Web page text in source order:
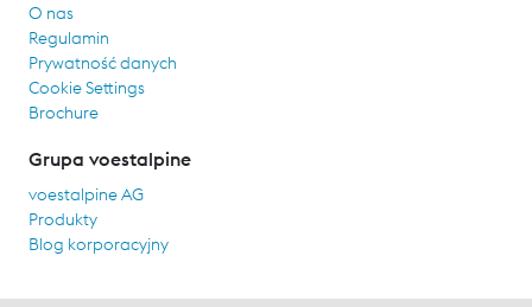
O nas
Regulamin
Prywatność danych
Cookie Settings
Brochure
Grupa voestalpine
voestalpine AG
Produkty
Blog korporacyjny